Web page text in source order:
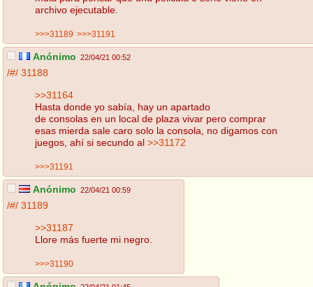
archivo ejecutable.
>>>31189 >>>31191
Anónimo 22/04/21 00:52
/#/ 31188
>>31164
Hasta donde yo sabía, hay un apartado
de consolas en un local de plaza vivar pero comprar
esas mierda sale caro solo la consola, no digamos con
juegos, ahí si secundo al >>31172
>>>31191
Anónimo 22/04/21 00:59
/#/ 31189
>>31187
Llore más fuerte mi negro.
>>>31190